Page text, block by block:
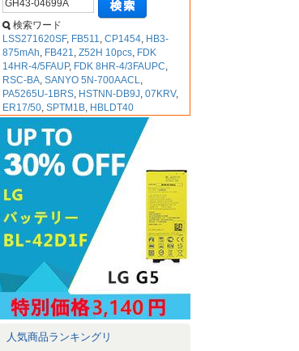
検索ワード
LSS271620SF, FB511,CP1454, HB3-
875mAh, FB421,Z52H 10pcs, FDK
14HR-4/5FAUP, FDK 8HR-4/3FAUPC,
RSC-BA,SANYO 5N-700AACL,
PA5265U-1BRS, HSTNN-DB9J,07KRV,
ER17/50,SPTM1B, HBLDT40
人気商品ランキングリ